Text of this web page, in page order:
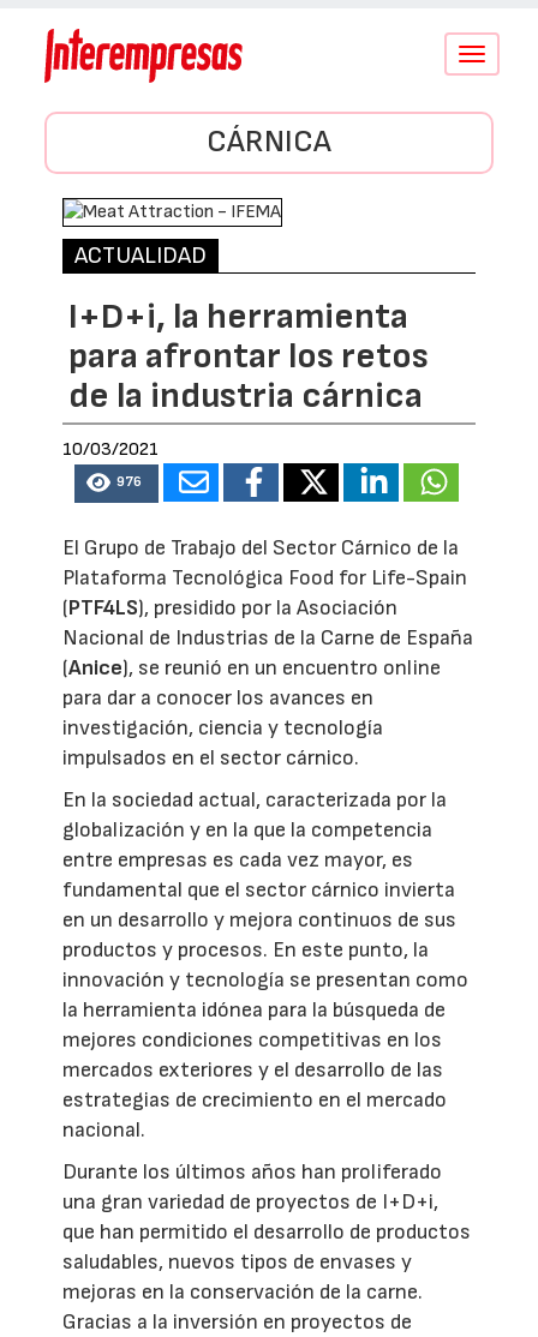
Conmutar
CÁRNICA
ACTUALIDAD
I+D+i, la herramienta
para afrontar los retos
de la industria cárnica
10/03/2021
976
El Grupo de Trabajo del Sector Cárnico de la
Plataforma Tecnológica Food for Life-Spain
(PTF4LS), presidido por la Asociación
Nacional de Industrias de la Carne de España
(Anice), se reunió en un encuentro online
para dar a conocer los avances en
investigación, ciencia y tecnología
impulsados en el sector cárnico.
En la sociedad actual, caracterizada por la
globalización y en la que la competencia
entre empresas es cada vez mayor, es
fundamental que el sector cárnico invierta
en un desarrollo y mejora continuos de sus
productos y procesos. En este punto, la
innovación y tecnología se presentan como
la herramienta idónea para la búsqueda de
mejores condiciones competitivas en los
mercados exteriores y el desarrollo de las
estrategias de crecimiento en el mercado
nacional.
Durante los últimos años han proliferado
una gran variedad de proyectos de I+D+i,
que han permitido el desarrollo de productos
saludables, nuevos tipos de envases y
mejoras en la conservación de la carne.
Gracias a la inversión en proyectos de